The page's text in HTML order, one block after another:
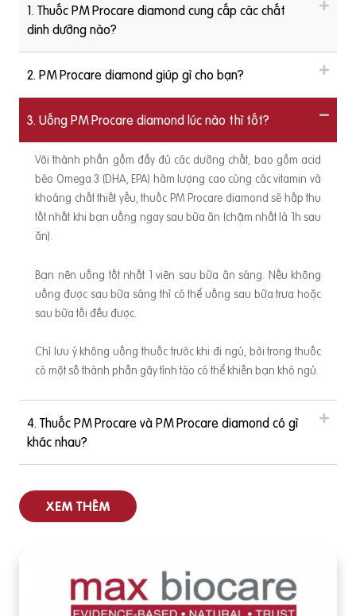
1. Thuốc PM Procare diamond cung cấp các chất
dinh dưỡng nào?
2. PM Procare diamond giúp gì cho bạn?
3. Uống PM Procare diamond lúc nào thì tốt?
Với thành phần gồm đầy đủ các dưỡng chất, bao gồm acid
béo Omega 3 (DHA, EPA) hàm lượng cao cùng các vitamin và
khoáng chất thiết yếu, thuốc PM Procare diamond sẽ hấp thu
tốt nhất khi bạn uống ngay sau bữa ăn (chậm nhất là 1h sau
ăn).
Bạn nên uống tốt nhất 1 viên sau bữa ăn sáng. Nếu không
uống được sau bữa sáng thì có thể uống sau bữa trưa hoặc
sau bữa tối đều được.
Chỉ lưu ý không uống thuốc trước khi đi ngủ, bởi trong thuốc
có một số thành phần gây tỉnh táo có thể khiến bạn khó ngủ.
4. Thuốc PM Procare và PM Procare diamond có gì
khác nhau?
XEM THÊM